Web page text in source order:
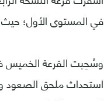
في المستوى الأول؛ حيث
وسُحِبت القرعة الخميس
استحداث ملحق الصعود